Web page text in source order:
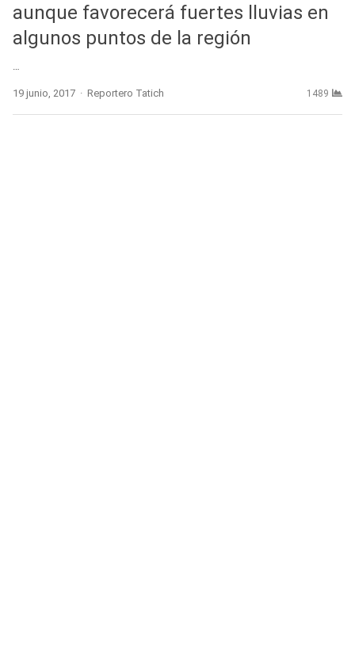
aunque favorecerá fuertes lluvias en
algunos puntos de la región
19 junio, 2017 Author
Reportero Tatich 1489